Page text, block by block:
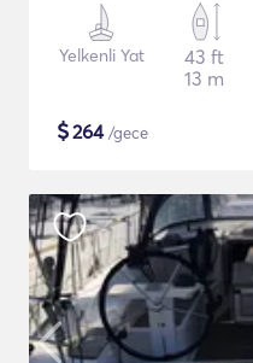
Yelkenli Yat
43 ft
13 m
$264/gece